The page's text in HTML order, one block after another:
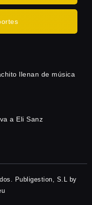
llenan de música
a Eli Sanz
Publigestion, S.L by